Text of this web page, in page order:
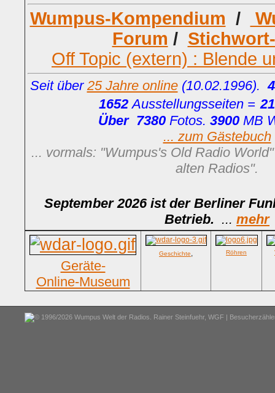
Wumpus-Kompendium /
Forum /
Off Topic (extern) : Blende
Seit über 25 Jahre online(10.02.1996).
1652Ausstellungsseiten =
Über 7380 Fotos. 3900 MB
... zum Gästebuch
... vormals: "Wumpus's Old Radio
alten Radios".
September 2026 ist der Berliner
Betrieb. ... mehr
Geräte-
Online-Museum
Geschichte, Röhren
© 1996/2026 Wumpus Welt der Radios. Rainer Steinfuehr, WGF |